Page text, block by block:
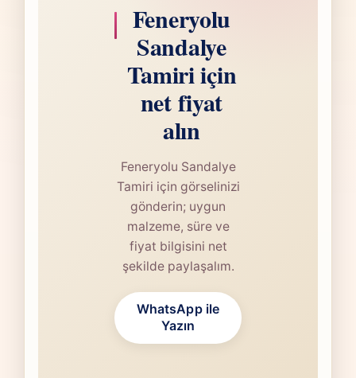
Feneryolu
Sandalye
Tamiri için
net fiyat
alın
Feneryolu Sandalye
Tamiri için görselinizi
gönderin; uygun
malzeme, süre ve
fiyat bilgisini net
şekilde paylaşalım.
WhatsApp ile
Yazın